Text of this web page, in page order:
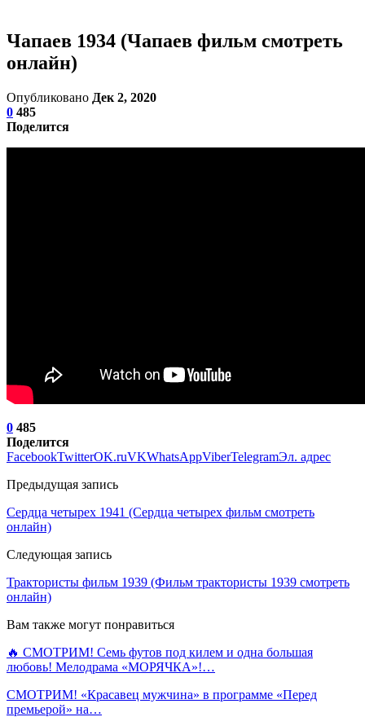
Чапаев 1934 (Чапаев фильм смотреть
онлайн)
Опубликовано Дек 2, 2020
0 485
Поделится
0 485
Поделится
FacebookTwitterOK.ruVKWhatsAppViberTelegramЭл. адрес
Предыдущая запись
Сердца четырех 1941 (Сердца четырех фильм смотреть
онлайн)
Следующая запись
Трактористы фильм 1939 (Фильм трактористы 1939 смотреть
онлайн)
Вам также могут понравиться
🔥 СМОТРИМ! Семь футов под килем и одна большая
любовь! Мелодрама «МОРЯЧКА»!…
СМОТРИМ! «Красавец мужчина» в программе «Перед
премьерой» на…